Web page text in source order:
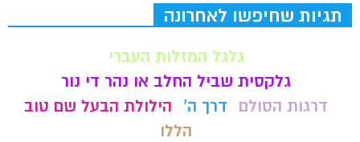
תגיות שחיפשו לאחרונה
גלגל המזלות העברי
גלקסית שביל החלב או נהר די נור
דרגות הסולם
דרך ה'
הילולת הבעל שם טוב
הללו